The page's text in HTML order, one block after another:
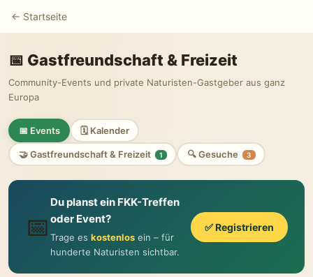
← Startseite
📅 Gastfreundschaft & Freizeit
Community-Events und private Naturisten-Gastgeber aus ganz
Europa
📅 Events 🗓 Kalender
🤝 Gastfreundschaft & Freizeit 1 🔍 Gesuche 3
📅
Du planst ein FKK-Treffen
oder Event?
Trage es kostenlos ein – für
hunderte Naturisten sichtbar.
✅ Registrieren